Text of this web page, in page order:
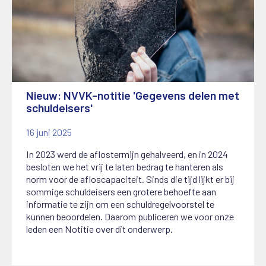
Nieuw: NVVK-notitie 'Gegevens delen met
schuldeisers'
16 juni 2025
In 2023 werd de aflostermijn gehalveerd, en in 2024
besloten we het vrij te laten bedrag te hanteren als
norm voor de afloscapaciteit. Sinds die tijd lijkt er bij
sommige schuldeisers een grotere behoefte aan
informatie te zijn om een schuldregelvoorstel te
kunnen beoordelen. Daarom publiceren we voor onze
leden een Notitie over dit onderwerp.